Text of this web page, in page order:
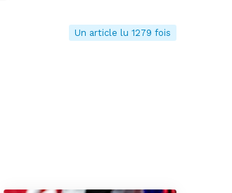
Un article lu 1279 fois